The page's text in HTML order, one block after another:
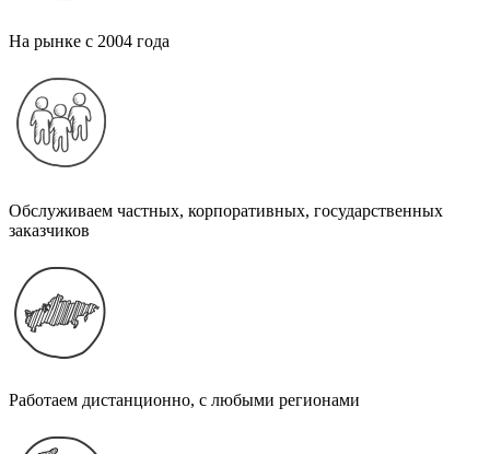
На рынке с 2004 года
Обслуживаем частных, корпоративных, государственных
заказчиков
Работаем дистанционно, с любыми регионами